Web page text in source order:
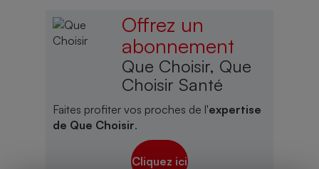
Offrez un
abonnement
Que Choisir, Que
Choisir Santé
Faites profiter vos proches de l'expertise
de Que Choisir.
Cliquez ici